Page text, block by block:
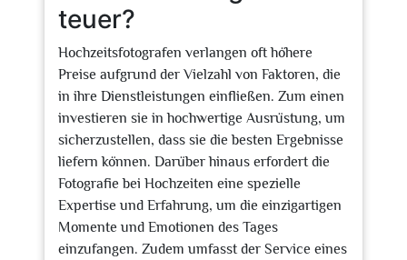
teuer?
Hochzeitsfotografen verlangen oft höhere
Preise aufgrund der Vielzahl von Faktoren, die
in ihre Dienstleistungen einfließen. Zum einen
investieren sie in hochwertige Ausrüstung, um
sicherzustellen, dass sie die besten Ergebnisse
liefern können. Darüber hinaus erfordert die
Fotografie bei Hochzeiten eine spezielle
Expertise und Erfahrung, um die einzigartigen
Momente und Emotionen des Tages
einzufangen. Zudem umfasst der Service eines